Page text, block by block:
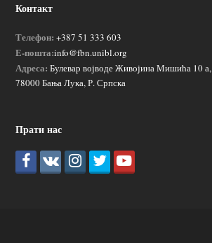
Контакт
Телефон: +387 51 333 603
Е-пошта:info@fbn.unibl.org
Адреса: Булевар војводе Живојина Мишића 10 а,
78000 Бања Лука, Р. Српска
Прати нас